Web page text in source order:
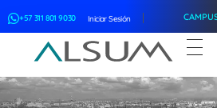
+57 311 801 9030 Iniciar Sesión
ALSUM